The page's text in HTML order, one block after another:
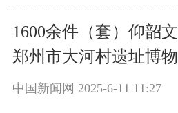
1600余件（套）仰韶
郑州市大河村遗址博
中国新闻网 2025-6-11 11:27